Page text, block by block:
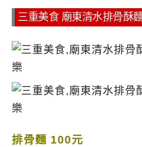
三重美食 廟東清水排骨酥
排骨麵 100元